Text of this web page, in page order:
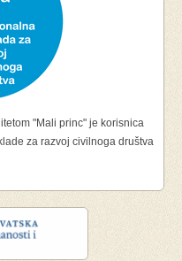
"Mali princ" je korisnica
za razvoj civilnoga društva